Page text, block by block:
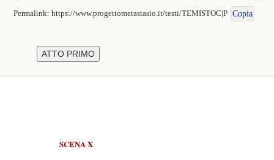
Permalink:https://www.progettometastasio.it/testi/TEMISTOC|P Copia
SCENA X